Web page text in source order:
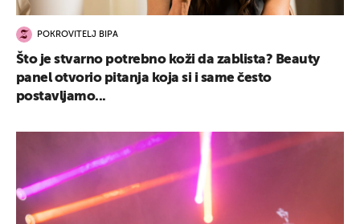
POKROVITELJ BIPA
Što je stvarno potrebno koži da zablista? Beauty
panel otvorio pitanja koja si i same često
postavljamo...